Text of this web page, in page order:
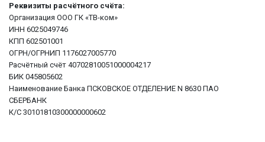
Реквизиты расчётного счёта:
Организация ООО ГК «ТВ-ком»
ИНН 6025049746
КПП 602501001
ОГРН/ОГРНИП 1176027005770
Расчётный счёт 40702810051000004217
БИК 045805602
Наименование Банка ПСКОВСКОЕ ОТДЕЛЕНИЕ N 8630 ПАО
СБЕРБАНК
К/С 30101810300000000602